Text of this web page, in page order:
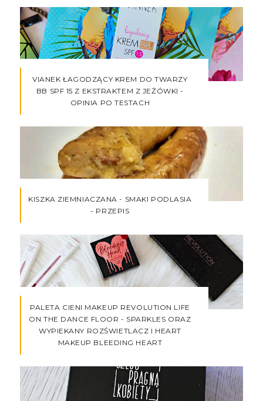
VIANEK ŁAGODZĄCY KREM DO TWARZY
BB SPF 15 Z EKSTRAKTEM Z JEŻÓWKI -
OPINIA PO TESTACH
KISZKA ZIEMNIACZANA - SMAKI PODLASIA
- PRZEPIS
PALETA CIENI MAKEUP REVOLUTION LIFE
ON THE DANCE FLOOR - SPARKLES ORAZ
WYPIEKANY ROZŚWIETLACZ I HEART
MAKEUP BLEEDING HEART